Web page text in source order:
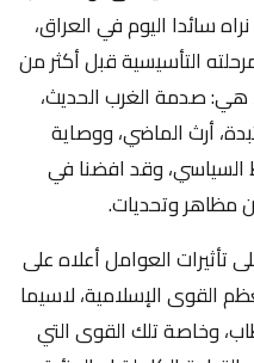
سائدا اليوم في العراق،
التأسيسية قبل أكثر من
هي: صدمة الغرب الحديث،
أرث الماضي، ووصاية
السياسي، وقد افضنا في
مظاهر وتحديات.
تأثيرات العوامل أعلاه على
القوى الإسلامية، لاسيما
وخاصة تلك القوى التي